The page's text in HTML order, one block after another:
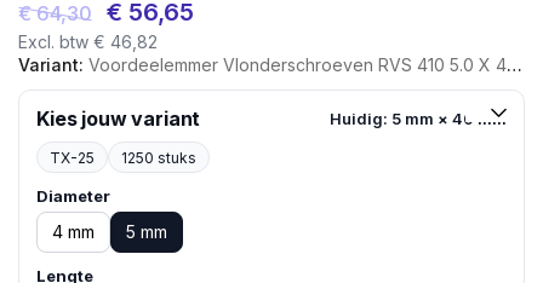
€64,30 Oorspronkelijke
prijs
was:
€ 64,30.
€ 56,65
is:
€ 56,65.
Excl. btw € 46,82
Variant: Voordeelemmer Vlonderschroeven RVS 410 5.0 X 40/24 TX25 1250 Stuks
Kies jouw variant Huidig: 5 mm × 40 mm
TX-25 1250 stuks
Diameter
4 mm 5 mm
Lengte